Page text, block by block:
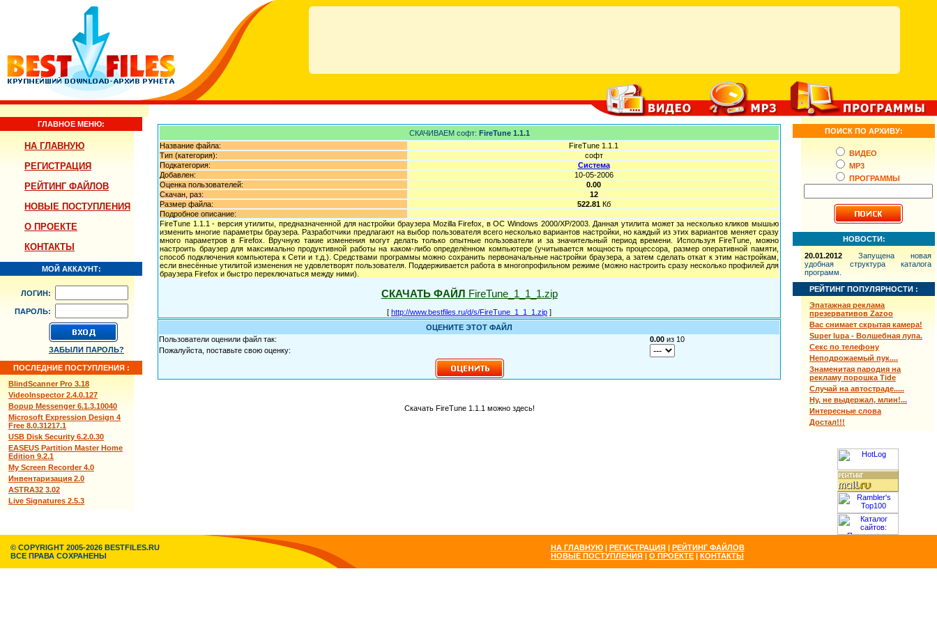
ГЛАВНОЕ МЕНЮ:
НА ГЛАВНУЮ
РЕГИСТРАЦИЯ
РЕЙТИНГ ФАЙЛОВ
НОВЫЕ ПОСТУПЛЕНИЯ
О ПРОЕКТЕ
КОНТАКТЫ
МОЙ АККАУНТ:
ЛОГИН:
ПАРОЛЬ:
ЗАБЫЛИ ПАРОЛЬ?
ПОСЛЕДНИЕ ПОСТУПЛЕНИЯ :
BlindScanner Pro 3.18
VideoInspector 2.4.0.127
Bopup Messenger 6.1.3.10040
Microsoft Expression Design 4
Free 8.0.31217.1
USB Disk Security 6.2.0.30
EASEUS Partition Master Home
Edition 9.2.1
My Screen Recorder 4.0
Инвентаризация 2.0
ASTRA32 3.02
Live Signatures 2.5.3
СКАЧИВАЕМ софт: FireTune 1.1.1
Название файла:
FireTune 1.1.1
Тип (категория):
софт
Подкатегория:
Система
Добавлен:
10-05-2006
Оценка пользователей:
0.00
Скачан, раз:
12
Размер файла:
522.81Кб
Подробное описание:
FireTune 1.1.1 - версия утилиты, предназначенной для настройки браузера Mozilla Firefox, в ОС Windows 2000/XP/2003. Данная утилита может за несколько кликов мышью
изменить многие параметры браузера. Разработчики предлагают на выбор пользователя всего несколько вариантов настройки, но каждый из этих вариантов меняет сразу
много параметров в Firefox. Вручную такие изменения могут делать только опытные пользователи и за значительный период времени. Используя FireTune, можно
настроить браузер для максимально продуктивной работы на каком-либо определённом компьютере (учитывается мощность процессора, размер оперативной памяти,
способ подключения компьютера к Сети и т.д.). Средствами программы можно сохранить первоначальные настройки браузера, а затем сделать откат к этим настройкам,
если внесённые утилитой изменения не удовлетворят пользователя. Поддерживается работа в многопрофильном режиме (можно настроить сразу несколько профилей для
браузера Firefox и быстро переключаться между ними).
СКАЧАТЬ ФАЙЛ FireTune_1_1_1.zip
[ http://www.bestfiles.ru/d/s/FireTune_1_1_1.zip ]
ОЦЕНИТЕ ЭТОТ ФАЙЛ
Пользователи оценили файл так:
0.00 из 10
Пожалуйста, поставьте свою оценку:
Скачать FireTune 1.1.1 можно здесь!
ПОИСК ПО АРХИВУ:
ВИДЕО
MP3
ПРОГРАММЫ
НОВОСТИ:
20.01.2012
Запущена новая
удобная структура каталога
программ.
РЕЙТИНГ ПОПУЛЯРНОСТИ :
Эпатажная реклама
презервативов Zazoo
Вас снимает скрытая камера!
Super lupa - Волшебная лупа.
Секс по телефону
Неподрожаемый пук....
Знаменитая пародия на
рекламу порошка Tide
Случай на автостраде.....
Ну, не выдержал, млин!...
Интересные слова
Достал!!!
© COPYRIGHT 2005-2026 BESTFILES.RU
ВСЕ ПРАВА СОХРАНЕНЫ
НА ГЛАВНУЮ | РЕГИСТРАЦИЯ | РЕЙТИНГ ФАЙЛОВ
НОВЫЕ ПОСТУПЛЕНИЯ | О ПРОЕКТЕ | КОНТАКТЫ